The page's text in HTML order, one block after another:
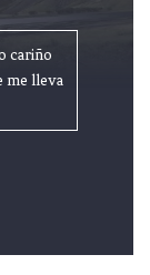
cariño
me lleva